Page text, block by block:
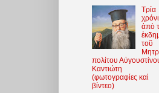
Τρία
ἀπὸ
τοῦ
πολίτου
Καντιώτη
(φωτoγραφίες καὶ
βίντεο)